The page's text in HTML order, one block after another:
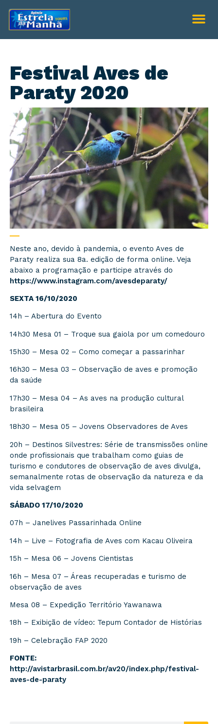
Festival Aves de
Paraty 2020
Neste ano, devido à pandemia, o evento Aves de
Paraty realiza sua 8a. edição de forma online. Veja
abaixo a programação e participe através do
https://www.instagram.com/avesdeparaty/
SEXTA 16/10/2020
14h – Abertura do Evento
14h30 Mesa 01 – Troque sua gaiola por um comedouro
15h30 – Mesa 02 – Como começar a passarinhar
16h30 – Mesa 03 – Observação de aves e promoção
da saúde
17h30 – Mesa 04 – As aves na produção cultural
brasileira
18h30 – Mesa 05 – Jovens Observadores de Aves
20h – Destinos Silvestres: Série de transmissões online
onde profissionais que trabalham como guias de
turismo e condutores de observação de aves divulga,
semanalmente rotas de observação da natureza e da
vida selvagem
SÁBADO 17/10/2020
07h – Janelives Passarinhada Online
14h – Live – Fotografia de Aves com Kacau Oliveira
15h – Mesa 06 – Jovens Cientistas
16h – Mesa 07 – Áreas recuperadas e turismo de
observação de aves
Mesa 08 – Expedição Território Yawanawa
18h – Exibição de vídeo: Tepum Contador de Histórias
19h – Celebração FAP 2020
FONTE:
http://avistarbrasil.com.br/av20/index.php/festival-
aves-de-paraty